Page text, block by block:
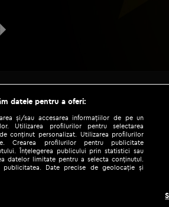
datele pentru a oferi:
și/sau accesarea informațiilor de pe un
Utilizarea profilurilor pentru selectarea
conținut personalizat. Utilizarea profilurilor
Crearea profilurilor pentru publicitate
Înțelegerea publicului prin statistici sau
datelor limitate pentru a selecta conținutul.
Date precise de geolocație și